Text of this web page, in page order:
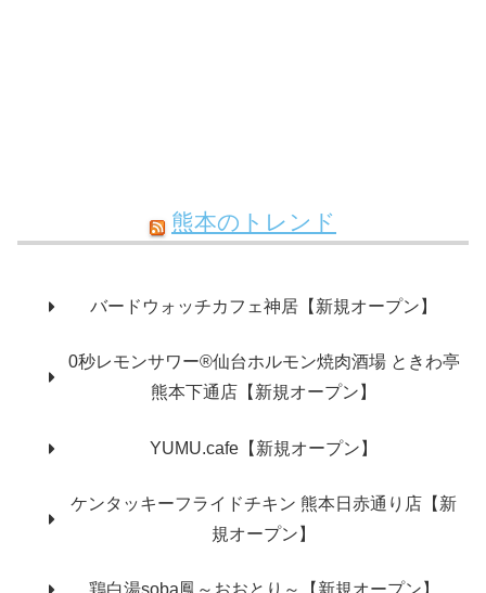
熊本のトレンド
バードウォッチカフェ神居【新規オープン】
0秒レモンサワー®仙台ホルモン焼肉酒場 ときわ亭
熊本下通店【新規オープン】
YUMU.cafe【新規オープン】
ケンタッキーフライドチキン 熊本日赤通り店【新
規オープン】
鶏白湯soba鳳～おおとり～【新規オープン】